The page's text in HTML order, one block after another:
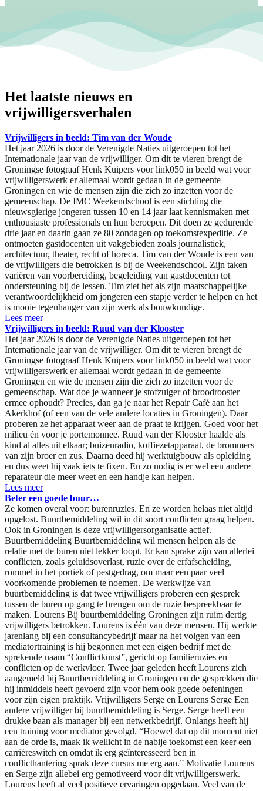
Het laatste nieuws en
vrijwilligersverhalen
Vrijwilligers in beeld: Tim van der Woude
Het jaar 2026 is door de Verenigde Naties uitgeroepen tot het
Internationale jaar van de vrijwilliger. Om dit te vieren brengt de
Groningse fotograaf Henk Kuipers voor link050 in beeld wat voor
vrijwilligerswerk er allemaal wordt gedaan in de gemeente
Groningen en wie de mensen zijn die zich zo inzetten voor de
gemeenschap. De IMC Weekendschool is een stichting die
nieuwsgierige jongeren tussen 10 en 14 jaar laat kennismaken met
enthousiaste professionals en hun beroepen. Dit doen ze gedurende
drie jaar en daarin gaan ze 80 zondagen op toekomstexpeditie. Ze
ontmoeten gastdocenten uit vakgebieden zoals journalistiek,
architectuur, theater, recht of horeca. Tim van der Woude is een van
de vrijwilligers die betrokken is bij de Weekendschool. Zijn taken
variëren van voorbereiding, begeleiding van gastdocenten tot
ondersteuning bij de lessen. Tim ziet het als zijn maatschappelijke
verantwoordelijkheid om jongeren een stapje verder te helpen en het
is mooie tegenhanger van zijn werk als bouwkundige.
Lees meer
Vrijwilligers in beeld: Ruud van der Klooster
Het jaar 2026 is door de Verenigde Naties uitgeroepen tot het
Internationale jaar van de vrijwilliger. Om dit te vieren brengt de
Groningse fotograaf Henk Kuipers voor link050 in beeld wat voor
vrijwilligerswerk er allemaal wordt gedaan in de gemeente
Groningen en wie de mensen zijn die zich zo inzetten voor de
gemeenschap. Wat doe je wanneer je stofzuiger of broodrooster
ermee ophoudt? Precies, dan ga je naar het Repair Café aan het
Akerkhof (of een van de vele andere locaties in Groningen). Daar
proberen ze het apparaat weer aan de praat te krijgen. Goed voor het
milieu én voor je portemonnee. Ruud van der Klooster haalde als
kind al alles uit elkaar; buizenradio, koffiezetapparaat, de brommers
van zijn broer en zus. Daarna deed hij werktuigbouw als opleiding
en dus weet hij vaak iets te fixen. En zo nodig is er wel een andere
reparateur die meer weet en een handje kan helpen.
Lees meer
Beter een goede buur…
Ze komen overal voor: burenruzies. En ze worden helaas niet altijd
opgelost. Buurtbemiddeling wil in dit soort conflicten graag helpen.
Ook in Groningen is deze vrijwilligersorganisatie actief.
Buurtbemiddeling Buurtbemiddeling wil mensen helpen als de
relatie met de buren niet lekker loopt. Er kan sprake zijn van allerlei
conflicten, zoals geluidsoverlast, ruzie over de erfafscheiding,
rommel in het portiek of pestgedrag, om maar een paar veel
voorkomende problemen te noemen. De werkwijze van
buurtbemiddeling is dat twee vrijwilligers proberen een gesprek
tussen de buren op gang te brengen om de ruzie bespreekbaar te
maken. Lourens Bij buurtbemiddeling Groningen zijn ruim dertig
vrijwilligers betrokken. Lourens is één van deze mensen. Hij werkte
jarenlang bij een consultancybedrijf maar na het volgen van een
mediatortraining is hij begonnen met een eigen bedrijf met de
sprekende naam “Conflictkunst”, gericht op familieruzies en
conflicten op de werkvloer. Twee jaar geleden heeft Lourens zich
aangemeld bij Buurtbemiddeling in Groningen en de gesprekken die
hij inmiddels heeft gevoerd zijn voor hem ook goede oefeningen
voor zijn eigen praktijk. Vrijwilligers Serge en Lourens Serge Een
andere vrijwilliger bij buurtbemiddeling is Serge. Serge heeft een
drukke baan als manager bij een netwerkbedrijf. Onlangs heeft hij
een training voor mediator gevolgd. “Hoewel dat op dit moment niet
aan de orde is, maak ik wellicht in de nabije toekomst een keer een
carrièreswitch en omdat ik erg geïnteresseerd ben in
conflicthantering sprak deze cursus me erg aan.” Motivatie Lourens
en Serge zijn allebei erg gemotiveerd voor dit vrijwilligerswerk.
Lourens heeft al veel positieve ervaringen opgedaan. Veel van de